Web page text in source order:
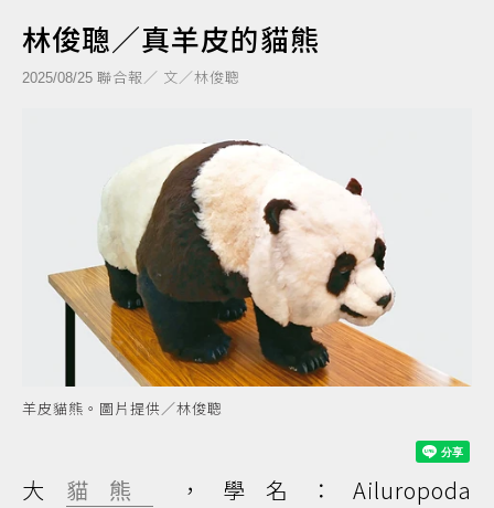
林俊聰／真羊皮的貓熊
2025/08/25 聯合報／ 文／林俊聰
羊皮貓熊。圖片提供／林俊聰
大 貓熊
，學名：Ailuropoda